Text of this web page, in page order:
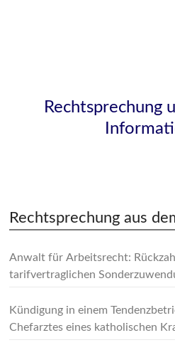
Rechtsprechung
Rechtsprechung aus
Anwalt für Arbeitsrecht:
tarifvertraglichen
Kündigung in einem
Chefarztes eines katholischen